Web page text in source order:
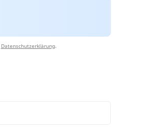
Datenschutzerklärung.